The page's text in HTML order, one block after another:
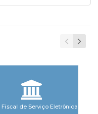
Fiscal de Serviço Eletrônica